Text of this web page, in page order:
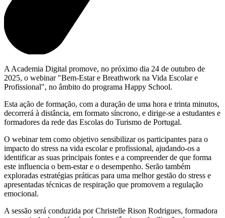
A Academia Digital promove, no próximo dia 24 de outubro de
2025, o webinar "Bem-Estar e Breathwork na Vida Escolar e
Profissional", no âmbito do programa Happy School.
Esta ação de formação, com a duração de uma hora e trinta minutos,
decorrerá à distância, em formato síncrono, e dirige-se a estudantes e
formadores da rede das Escolas do Turismo de Portugal.
O webinar tem como objetivo sensibilizar os participantes para o
impacto do stress na vida escolar e profissional, ajudando-os a
identificar as suas principais fontes e a compreender de que forma
este influencia o bem-estar e o desempenho. Serão também
exploradas estratégias práticas para uma melhor gestão do stress e
apresentadas técnicas de respiração que promovem a regulação
emocional.
A sessão será conduzida por Christelle Rison Rodrigues, formadora